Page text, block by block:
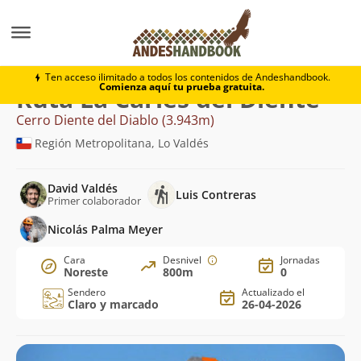
Ten acceso ilimitado a todos los contenidos de Andeshandbook.
Comienza aquí tu prueba gratuita.
Cerro Diente del Diablo
Ruta La Caries del Diente
Cerro Diente del Diablo (3.943m)
Región Metropolitana, Lo Valdés
David Valdés
Primer colaborador Luis Contreras
Nicolás Palma Meyer
Cara
Noreste
Desnivel
800m
Jornadas
0
Sendero
Claro y marcado
Actualizado el
26-04-2026